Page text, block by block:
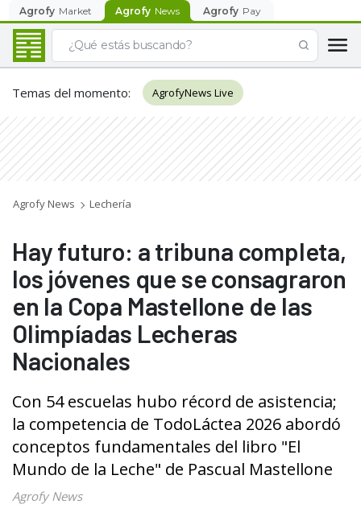
Agrofy Market Agrofy News Agrofy Pay
Temas del momento: AgrofyNews Live
Agrofy News Lechería
Hay futuro: a tribuna completa,
los jóvenes que se consagraron
en la Copa Mastellone de las
Olimpíadas Lecheras
Nacionales
Con 54 escuelas hubo récord de asistencia;
la competencia de TodoLáctea 2026 abordó
conceptos fundamentales del libro "El
Mundo de la Leche" de Pascual Mastellone
Agrofy News